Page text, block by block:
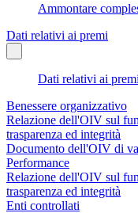
Ammontare
Dati relativi ai premi
Dati relativi ai
Benessere organizzativo
Relazione dell'OIV sul
trasparenza ed integrità
Documento dell'OIV di
Performance
Relazione dell'OIV sul
trasparenza ed integrità
Enti controllati